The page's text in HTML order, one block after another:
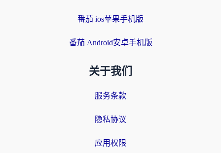
番茄 ios苹果手机版
番茄 Android安卓手机版
关于我们
服务条款
隐私协议
应用权限